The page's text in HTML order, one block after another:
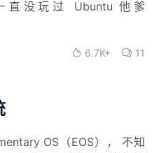
直没玩过 Ubuntu 他爹
6.7K+ 11
OS（EOS）， 不知